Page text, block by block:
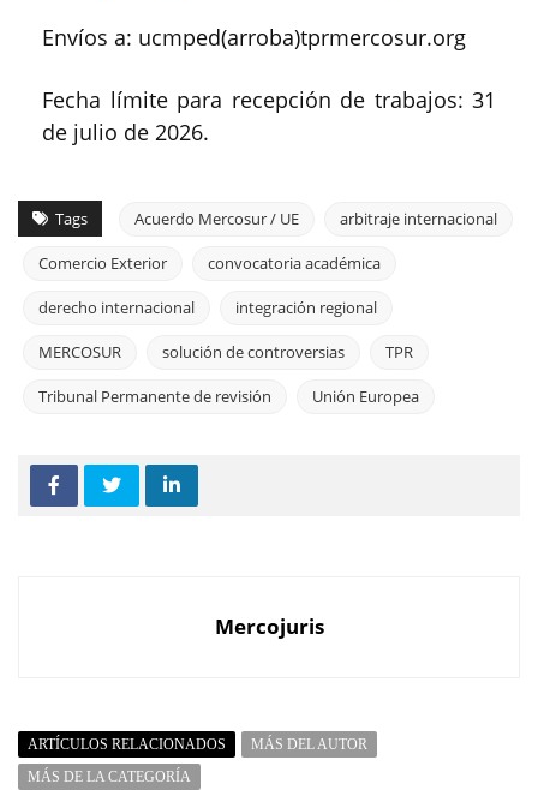
Envíos a: ucmped(arroba)tprmercosur.org
Fecha límite para recepción de trabajos: 31
de julio de 2026.
Tags Acuerdo Mercosur / UE arbitraje internacional
Comercio Exterior convocatoria académica
derecho internacional integración regional
MERCOSUR solución de controversias TPR
Tribunal Permanente de revisión Unión Europea
Mercojuris
ARTÍCULOS RELACIONADOS
MÁS DEL AUTOR
MÁS DE LA CATEGORÍA